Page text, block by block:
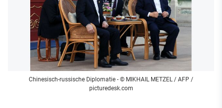
Chinesisch-russische Diplomatie - © MIKHAIL METZEL / AFP /
picturedesk.com